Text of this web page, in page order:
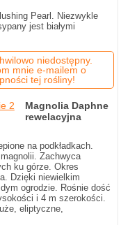
Pearl. Niezwykle
jest białymi
niedostępny.
mnie e-mailem o
tej rośliny!
Magnolia Daphne
rewelacyjna
na podkładkach.
Zachwyca
ku górze. Okres
Dzięki niewielkim
ogrodzie. Rośnie dość
i 4 m szerokości.
eliptyczne,